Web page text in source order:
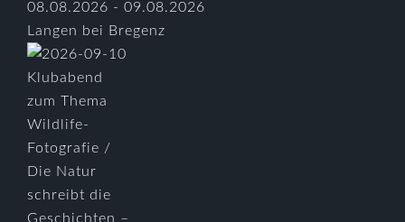
08.08.2026 - 09.08.2026
Langen bei Bregenz